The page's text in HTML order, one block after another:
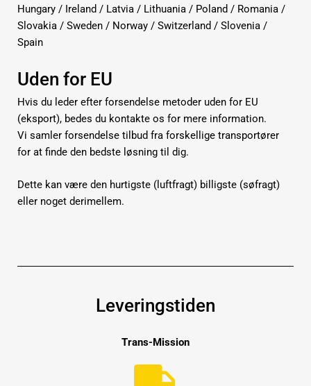
Hungary / Ireland / Latvia / Lithuania / Poland / Romania /
Slovakia / Sweden / Norway / Switzerland / Slovenia /
Spain
Uden for EU
Hvis du leder efter forsendelse metoder uden for EU
(eksport), bedes du kontakte os for mere information.
Vi samler forsendelse tilbud fra forskellige transportører
for at finde den bedste løsning til dig.
Dette kan være den hurtigste (luftfragt) billigste (søfragt)
eller noget derimellem.
Leveringstiden
Trans-Mission